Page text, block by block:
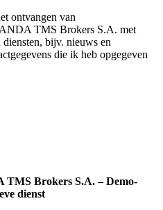
ontvangen van
TMS Brokers S.A. met
bijv. nieuws en
die ik heb opgegeven
TMS Brokers S.A. – Demo-
dienst